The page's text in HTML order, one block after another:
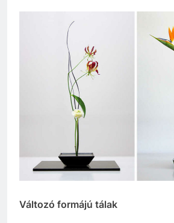
Változó formájú tálak